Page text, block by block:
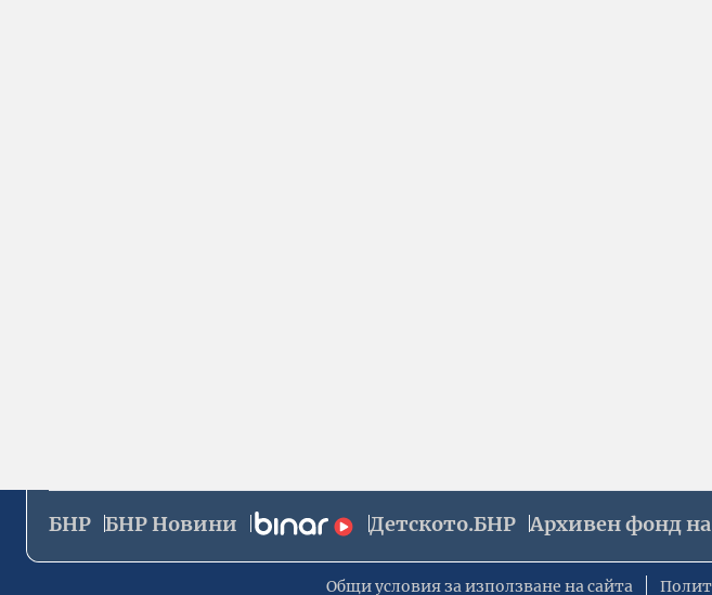
БНР БНР Новини Детското.БНР Архивен фонд
Общи условия за използване на сайта